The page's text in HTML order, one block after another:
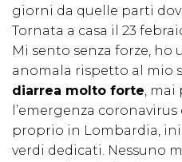
giorni da quelle parti
Tornata a casa il 23
Mi sento senza forze, ho
anomala rispetto al mio
diarrea molto forte, mai
l’emergenza
proprio in Lombardia,
verdi dedicati. Nessuno